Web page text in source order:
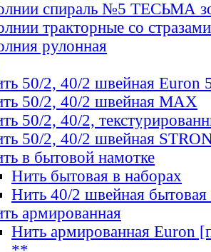
спираль №5 ТЕСЬМА
тракторные со стразами
рулонная
50/2, 40/2 швейная Euron
50/2, 40/2 швейная МАХ
50/2, 40/2,
50/2, 40/2 швейная
в бытовой намотке
Нить бытовая в наборах
Нить 40/2 швейная бытовая
армированная
Нить армированная Euron